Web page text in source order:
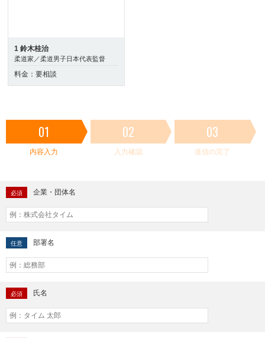
1 鈴木桂治
柔道家／柔道男子日本代表監督
料金：要相談
01
内容入力
02
入力確認
03
送信の完了
必須 企業・団体名
任意 部署名
必須 氏名